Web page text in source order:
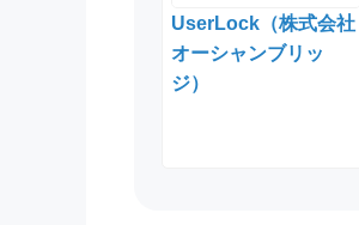
UserLock（株式会社
オーシャンブリッ
ジ）